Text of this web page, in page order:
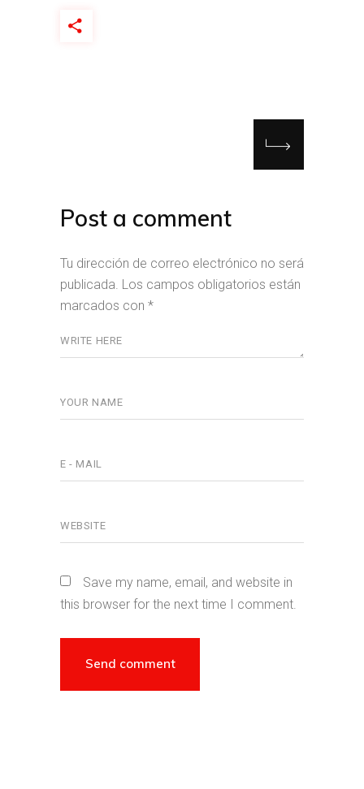
Post a comment
Tu dirección de correo electrónico no será
publicada. Los campos obligatorios están
marcados con *
Save my name, email, and website in
this browser for the next time I comment.